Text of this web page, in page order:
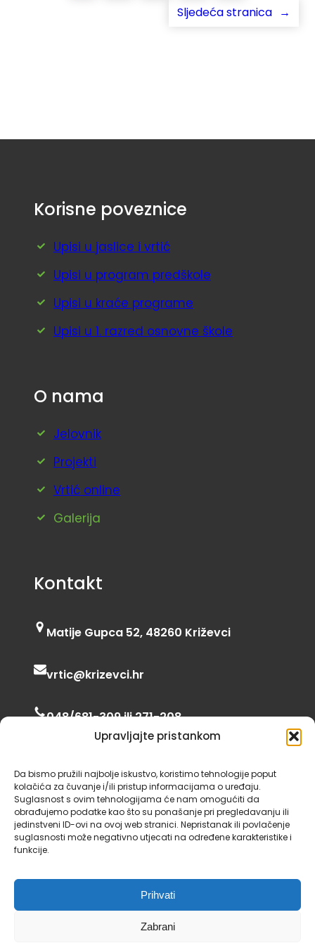
Upravljajte pristankom
Da bismo pružili najbolje iskustvo, koristimo tehnologije poput
kolačića za čuvanje i/ili pristup informacijama o uređaju.
Suglasnost s ovim tehnologijama će nam omogućiti da
obrađujemo podatke kao što su ponašanje pri pregledavanju ili
jedinstveni ID-ovi na ovoj web stranici. Nepristanak ili povlačenje
suglasnosti može negativno utjecati na određene karakteristike i
funkcije.
Prihvati
Zabrani
Sljedeća stranica →
Korisne poveznice
Upisi u jaslice i vrtić
Upisi u program predškole
Upisi u kraće programe
Upisi u 1. razred osnovne škole
O nama
Jelovnik
Projekti
Vrtić online
Galerija
Kontakt
Matije Gupca 52, 48260 Križevci
vrtic@krizevci.hr
048/681-309 ili 271-208
Dječji vrtić Križevci 2024., neke fotografije i
ikone preuzete su saUnsplash
tema preuzeta od